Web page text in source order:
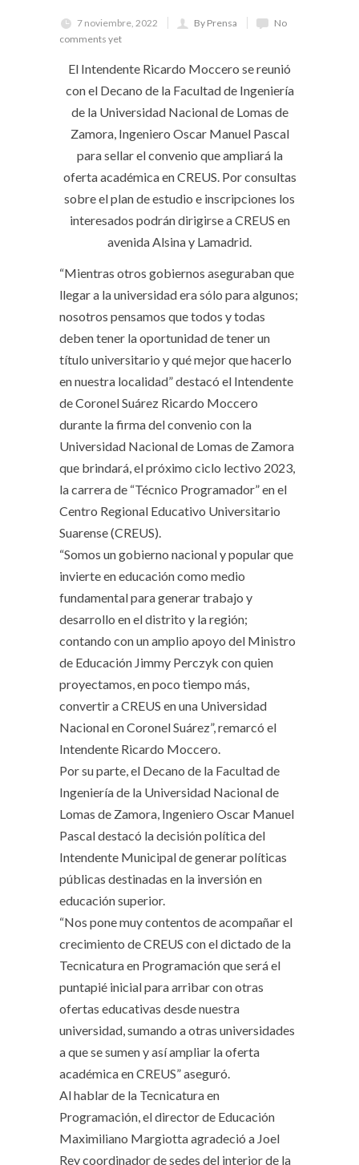
7 noviembre, 2022 By Prensa
No
comments yet
El Intendente Ricardo Moccero se reunió
con el Decano de la Facultad de Ingeniería
de la Universidad Nacional de Lomas de
Zamora, Ingeniero Oscar Manuel Pascal
para sellar el convenio que ampliará la
oferta académica en CREUS. Por consultas
sobre el plan de estudio e inscripciones los
interesados podrán dirigirse a CREUS en
avenida Alsina y Lamadrid.
“Mientras otros gobiernos aseguraban que
llegar a la universidad era sólo para algunos;
nosotros pensamos que todos y todas
deben tener la oportunidad de tener un
título universitario y qué mejor que hacerlo
en nuestra localidad” destacó el Intendente
de Coronel Suárez Ricardo Moccero
durante la firma del convenio con la
Universidad Nacional de Lomas de Zamora
que brindará, el próximo ciclo lectivo 2023,
la carrera de “Técnico Programador” en el
Centro Regional Educativo Universitario
Suarense (CREUS).
“Somos un gobierno nacional y popular que
invierte en educación como medio
fundamental para generar trabajo y
desarrollo en el distrito y la región;
contando con un amplio apoyo del Ministro
de Educación Jimmy Perczyk con quien
proyectamos, en poco tiempo más,
convertir a CREUS en una Universidad
Nacional en Coronel Suárez”, remarcó el
Intendente Ricardo Moccero.
Por su parte, el Decano de la Facultad de
Ingeniería de la Universidad Nacional de
Lomas de Zamora, Ingeniero Oscar Manuel
Pascal destacó la decisión política del
Intendente Municipal de generar políticas
públicas destinadas en la inversión en
educación superior.
“Nos pone muy contentos de acompañar el
crecimiento de CREUS con el dictado de la
Tecnicatura en Programación que será el
puntapié inicial para arribar con otras
ofertas educativas desde nuestra
universidad, sumando a otras universidades
a que se sumen y así ampliar la oferta
académica en CREUS” aseguró.
Al hablar de la Tecnicatura en
Programación, el director de Educación
Maximiliano Margiotta agradeció a Joel
Rey coordinador de sedes del interior de la